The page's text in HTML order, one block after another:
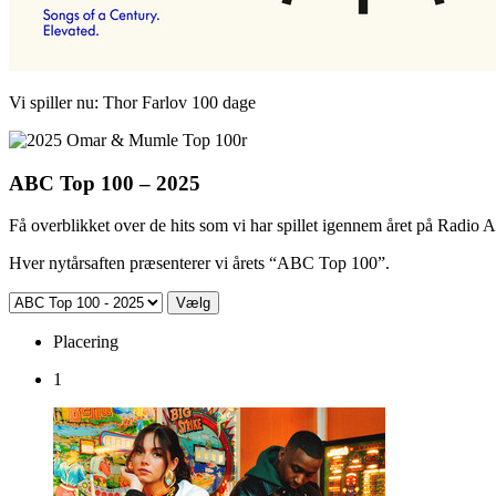
Vi spiller nu: Thor Farlov 100 dage
ABC Top 100 – 2025
Få overblikket over de hits som vi har spillet igennem året på Radio
Hver nytårsaften præsenterer vi årets “ABC Top 100”.
Placering
1